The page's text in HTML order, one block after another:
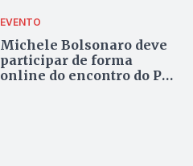
EVENTO
Michele Bolsonaro deve
participar de forma
online do encontro do PL